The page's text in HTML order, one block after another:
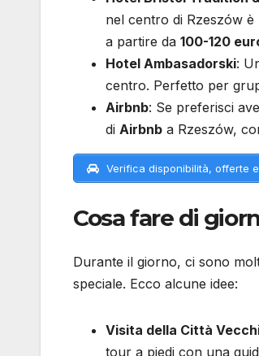
nel centro di Rzeszów
a partire da 100-120
Hotel Ambasadorski:
centro. Perfetto per
Airbnb: Se preferisci
di Airbnb a Rzeszów,
Verifica disponibilità, offerte
Cosa fare di
Durante il giorno, ci sono
speciale. Ecco alcune idee:
Visita della Città
tour a piedi con una